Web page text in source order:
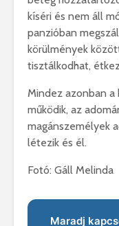
kíséri és nem áll
panzióban
körülmények
tisztálkodhat,
Mindez azonban a
működik, az
magánszemélyek
létezik és él.
Fotó: Gáll Melinda
Maradj